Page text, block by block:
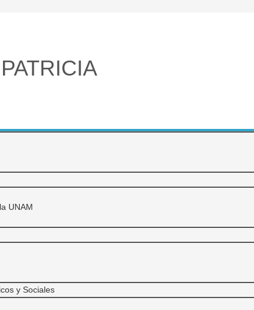
UNAM
y Sociales